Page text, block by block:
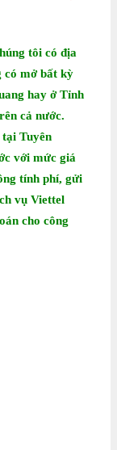
tôi có địa
có mở bất kỳ
hay ở Tỉnh
cả nước.
Tuyên
với mức giá
tính phí, gửi
vụ Viettel
cho công